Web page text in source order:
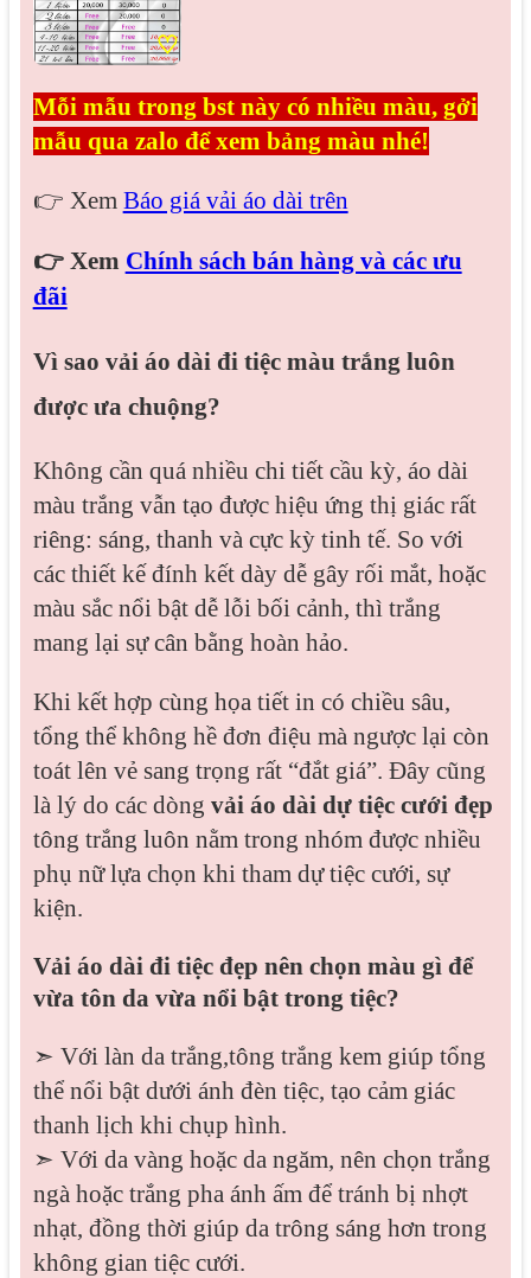
♡
Mỗi mẫu trong bst này có nhiều màu, gởi
mẫu qua zalo để xem bảng màu nhé!
👉 Xem Báo giá vải áo dài trên
👉 Xem Chính sách bán hàng và các ưu
đãi
Vì sao vải áo dài đi tiệc màu trắng luôn
được ưa chuộng?
Không cần quá nhiều chi tiết cầu kỳ, áo dài
màu trắng vẫn tạo được hiệu ứng thị giác rất
riêng: sáng, thanh và cực kỳ tinh tế. So với
các thiết kế đính kết dày dễ gây rối mắt, hoặc
màu sắc nổi bật dễ lỗi bối cảnh, thì trắng
mang lại sự cân bằng hoàn hảo.
Khi kết hợp cùng họa tiết in có chiều sâu,
tổng thể không hề đơn điệu mà ngược lại còn
toát lên vẻ sang trọng rất “đắt giá”. Đây cũng
là lý do các dòng vải áo dài dự tiệc cưới đẹp
tông trắng luôn nằm trong nhóm được nhiều
phụ nữ lựa chọn khi tham dự tiệc cưới, sự
kiện.
Vải áo dài đi tiệc đẹp nên chọn màu gì để
vừa tôn da vừa nổi bật trong tiệc?
➣ Với làn da trắng,tông trắng kem giúp tổng
thể nổi bật dưới ánh đèn tiệc, tạo cảm giác
thanh lịch khi chụp hình.
➣ Với da vàng hoặc da ngăm, nên chọn trắng
ngà hoặc trắng pha ánh ấm để tránh bị nhợt
nhạt, đồng thời giúp da trông sáng hơn trong
không gian tiệc cưới.